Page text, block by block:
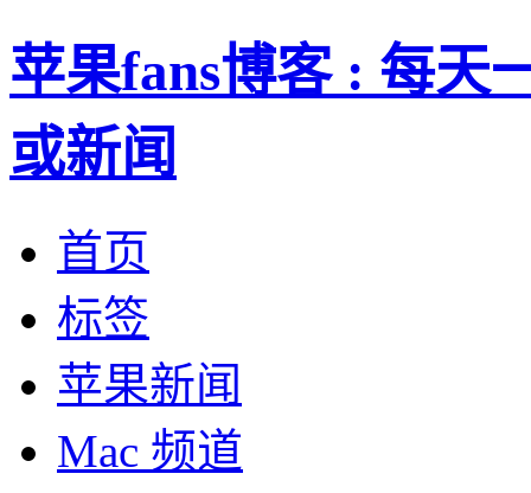
苹果fans博客 : 每天
或新闻
首页
标签
苹果新闻
Mac 频道